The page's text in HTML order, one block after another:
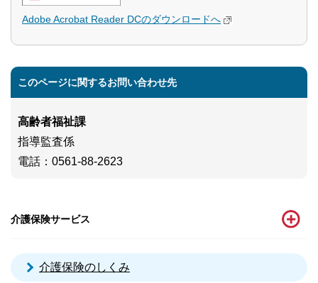
Adobe Acrobat Reader DCのダウンロードへ
このページに関するお問い合わせ先
高齢者福祉課
指導監査係
電話 ：0561-88-2623
介護保険サービス
介護保険のしくみ